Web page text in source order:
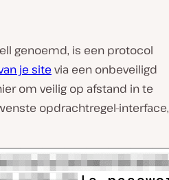
genoemd, is een protocol
je site via een onbeveiligd
om veilig op afstand in te
opdrachtregel-interface,